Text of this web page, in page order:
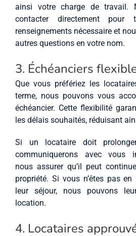
ainsi votre charge de travail.
contacter directement pour
renseignements nécessaire et
autres questions en votre nom.
3. Échéanciers
Que vous préfériez les
terme, nous pouvons vous
échéancier. Cette flexibilité
les délais souhaités, réduisant
Si un locataire doit
communiquerons avec vous
nous assurer qu’il peut
propriété. Si vous n’êtes pas
leur séjour, nous pouvons
location.
4. Locataires